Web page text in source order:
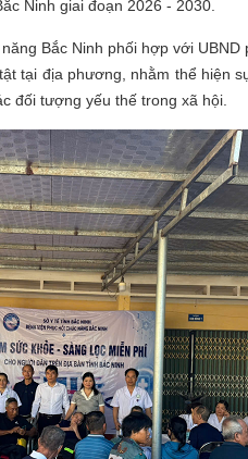
Ninh giai đoạn 2026 - 2030.
Bắc Ninh phối hợp với UBND
tại địa phương, nhằm thể hiện
đối tượng yếu thế trong xã hội.